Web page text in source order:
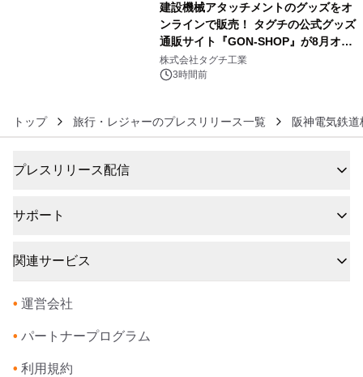
建設機械アタッチメントのグッズをオ
ンラインで販売！ タグチの公式グッズ
通販サイト『GON-SHOP』が8月オー
プン
株式会社タグチ工業
3時間前
トップ 旅行・レジャーのプレスリリース一覧 阪神電気鉄
プレスリリース配信
サポート
関連サービス
• 運営会社
• パートナープログラム
• 利用規約